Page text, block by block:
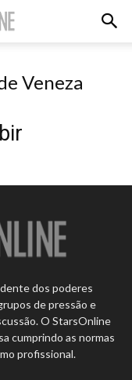
Veneza
dos poderes
de pressão e
O StarsOnline
cumprindo as normas
profissional.